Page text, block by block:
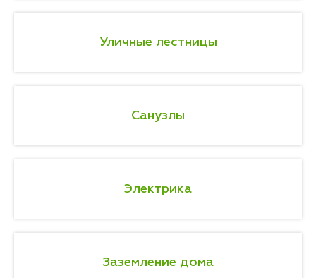
Уличные лестницы
Санузлы
Электрика
Заземление дома